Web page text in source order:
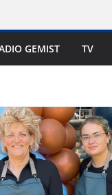
zonnepanelen in
GEMIST TV